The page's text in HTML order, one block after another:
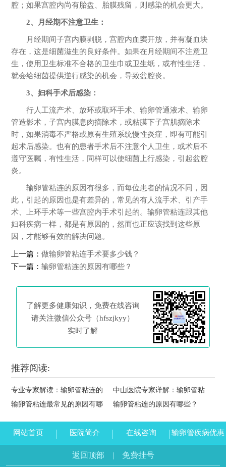
腔；如果宫腔内尚有胎盘、胎膜残留，则感染的机会更大。
2、月经期不注意卫生：
月经期间子宫内膜剥脱，宫腔内血窦开放，并有凝血块
存在，这是细菌滋生的良好条件。如果在月经期间不注意卫
生，使用卫生标准不合格的卫生巾或卫生纸，或有性生活，
就会给细菌提供逆行感染的机会，导致盆腔炎。
3、妇科手术后感染：
行人工流产术、放环或取环手术、输卵管通液术、输卵
管造影术，子宫内膜息肉摘除术，或粘膜下子宫肌摘除术
时，如果消毒不严格或原有生殖系统慢性炎症，即有可能引
起术后感染。也有的患者手术后不注意个人卫生，或术后不
遵守医嘱，有性生活，同样可以使细菌上行感染，引起盆腔
炎。
输卵管粘连的原因有很多，而每位患者的情况不同，因
此，引起的原因也是有差异的，常见的有人流手术、引产手
术、上环手术等一些宫腔内手术引起的。输卵管粘连跟其他
妇科疾病一样，都是有原因的，然而也正应该找到这些原
因，才能够有效的解决问题。
上一篇：做输卵管粘连手术要多少钱？
下一篇：输卵管粘连的原因有哪些？
了解更多健康知识，免费在线咨询
请关注微信公众号（hfszjkyy）
实时了解
推荐阅读:
专业专家解读：输卵管粘连的
中山医院专家详解：输卵管粘
输卵管粘连最常见的原因有哪
输卵管粘连的原因有哪些？
网站首页 医院简介 在线咨询 输卵管疾病优惠
返回顶部 | 免费挂号